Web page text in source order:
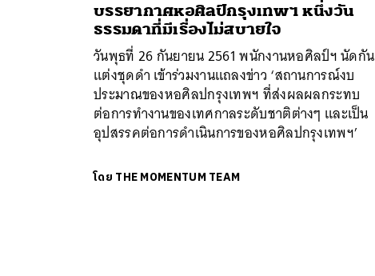
บรรยากาศหอศิลป์กรุงเทพฯ หนึ่งวัน
ธรรมดาที่มีเรื่องไม่สบายใจ
วันพุธที่ 26 กันยายน 2561 พนักงานหอศิลป์ฯ นัดกัน
แต่งชุดดำ เข้าร่วมงานแถลงข่าว ‘สถานการณ์งบ
ประมาณของหอศิลปกรุงเทพฯ ที่ส่งผลผลกระทบ
ต่อการทำงานของเทศกาลระดับชาติต่างๆ และเป็น
อุปสรรคต่อการดำเนินการของหอศิลปกรุงเทพฯ’
โดย THE MOMENTUM TEAM